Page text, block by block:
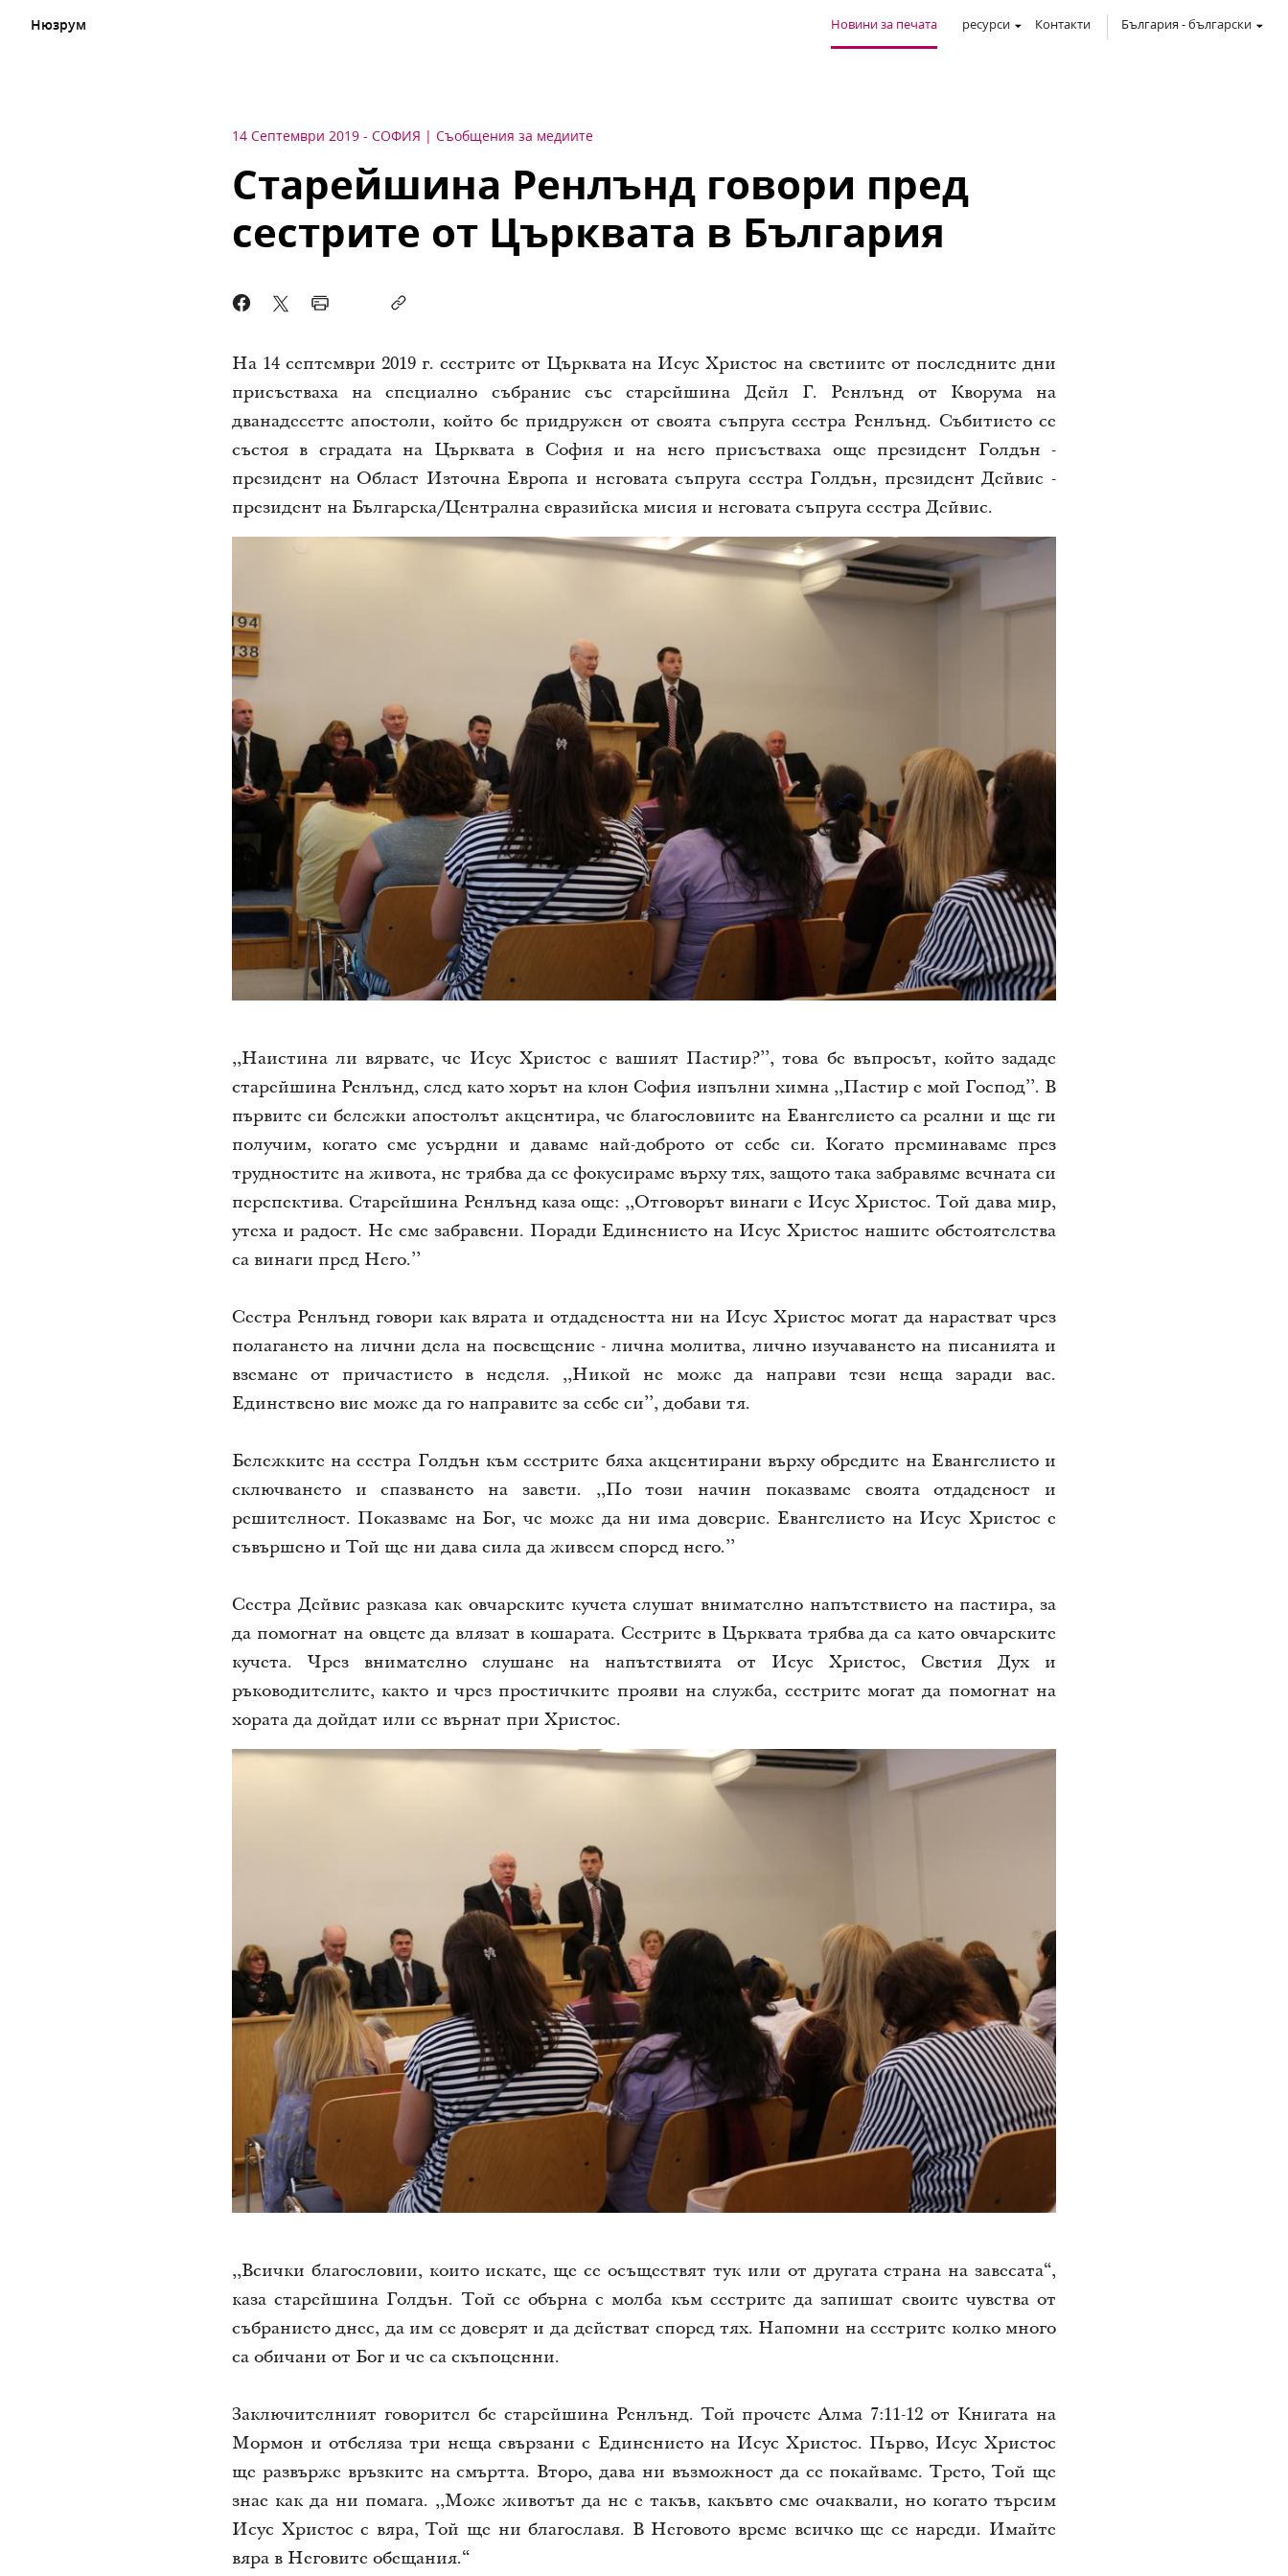
Нюзрум Новини за печата ресурси Контакти България -български
14 Септември 2019 - СОФИЯ Съобщения за медиите
Старейшина Ренлънд говори пред
сестрите от Църквата в България
На 14 септември 2019 г. сестрите от Църквата на Исус Христос на светиите от последните дни
присъстваха на специално събрание със старейшина Дейл Г. Ренлънд от Кворума на
дванадесетте апостоли, който бе придружен от своята съпруга сестра Ренлънд. Събитието се
състоя в сградата на Църквата в София и на него присъстваха още президент Голдън -
президент на Област Източна Европа и неговатасъпруга сестра Голдън, президент Дейвис -
президент на Българска/Централна евразийска мисия и неговата съпруга сестра Дейвис.
,,Наистина ли вярвате, че Исус Христос е вашият Пастир?’’, това бе въпросът, който зададе
старейшина Ренлънд, след като хорът на клон София изпълни химна ,,Пастир е мой Господ’’. В
първите си бележки апостолът акцентира, че благословиите на Евангелието са реални и ще ги
получим, когато сме усърдни и даваме най-доброто от себе си. Когато преминаваме през
трудностите на живота, не трябва да се фокусираме върху тях, защото така забравяме вечната си
перспектива. Старейшина Ренлънд каза още: ,,Отговорът винаги е Исус Христос. Той дава мир,
утеха и радост. Не сме забравени. Поради Единението на Исус Христос нашите обстоятелства
са винаги пред Него.’’
Сестра Ренлънд говори как вярата и отдадеността ни на Исус Христос могат да нарастват чрез
полагането на лични дела на посвещение - лична молитва, лично изучаването на писанията и
вземане от причастието в неделя. ,,Никой не може да направи тези неща заради вас.
Единствено вие може да го направите за себе си’’, добави тя.
Бележките на сестра Голдън към сестрите бяха акцентирани върху обредите на Евангелието и
сключването и спазването на завети. ,,По този начин показваме своята отдаденост и
решителност. Показваме на Бог, че може да ни има доверие. Евангелието на Исус Христос е
съвършено и Той ще ни дава сила да живеем според него.’’
Сестра Дейвис разказа как овчарските кучета слушат внимателно напътствието на пастира, за
да помогнат на овцете да влязат в кошарата. Сестрите в Църквата трябва да са като овчарските
кучета. Чрез внимателно слушане на напътствията от Исус Христос, Светия Дух и
ръководителите, както и чрез простичките прояви на служба, сестрите могат да помогнат на
хората да дойдат или се върнат при Христос.
,,Всички благословии, които искате, ще се осъществят тук или от другата страна на завесата“,
каза старейшина Голдън. Той се обърна с молба към сестрите да запишат своите чувства от
събранието днес, да им се доверят и да действат според тях. Напомни на сестрите колко много
са обичани от Бог и че са скъпоценни.
Заключителният говорител бе старейшина Ренлънд. Той прочете Алма 7:11-12 от Книгата на
Мормон и отбеляза три неща свързани с Единението на Исус Христос. Първо, Исус Христос
ще развърже връзките на смъртта. Второ, дава ни възможност да се покайваме. Трето, Той ще
знае как да ни помага. ,,Може животът да не е такъв, какъвто сме очаквали, но когато търсим
Исус Христос с вяра, Той ще ни благославя. В Неговото време всичко ще се нареди. Имайте
вяра в Неговите обещания.“